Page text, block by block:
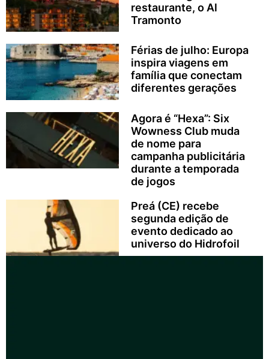
restaurante, o Al
Tramonto
Férias de julho: Europa
inspira viagens em
família que conectam
diferentes gerações
Agora é “Hexa”: Six
Wowness Club muda
de nome para
campanha publicitária
durante a temporada
de jogos
Preá (CE) recebe
segunda edição de
evento dedicado ao
universo do Hidrofoil